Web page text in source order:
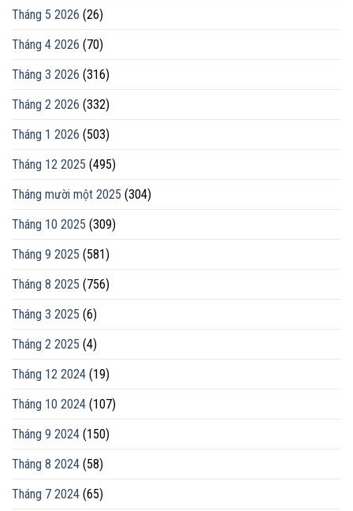
Tháng 5 2026 (26)
Tháng 4 2026 (70)
Tháng 3 2026 (316)
Tháng 2 2026 (332)
Tháng 1 2026 (503)
Tháng 12 2025 (495)
Tháng mười một 2025 (304)
Tháng 10 2025 (309)
Tháng 9 2025 (581)
Tháng 8 2025 (756)
Tháng 3 2025 (6)
Tháng 2 2025 (4)
Tháng 12 2024 (19)
Tháng 10 2024 (107)
Tháng 9 2024 (150)
Tháng 8 2024 (58)
Tháng 7 2024 (65)